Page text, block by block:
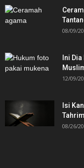
08/09/
Ini
12/09/
Isi
08/26/